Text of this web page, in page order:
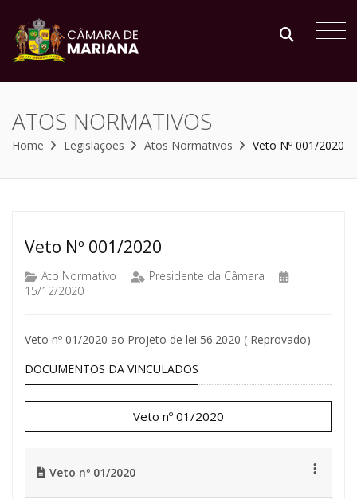
ATOS NORMATIVOS
Home Legislações Atos Normativos Veto Nº 001/2020
Veto Nº 001/2020
Ato Normativo
Presidente da Câmara
15/12/2020
Veto nº 01/2020 ao Projeto de lei 56.2020 ( Reprovado)
DOCUMENTOS DA VINCULADOS
Veto nº 01/2020
Veto nº 01/2020